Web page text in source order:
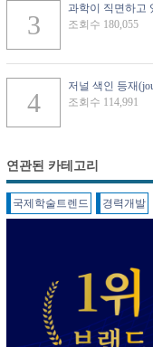
과학이 직면하고
조회수 180,055
저널 색인 등재
조회수 114,991
연관된 카테고리
국제학술트렌드 경력개발